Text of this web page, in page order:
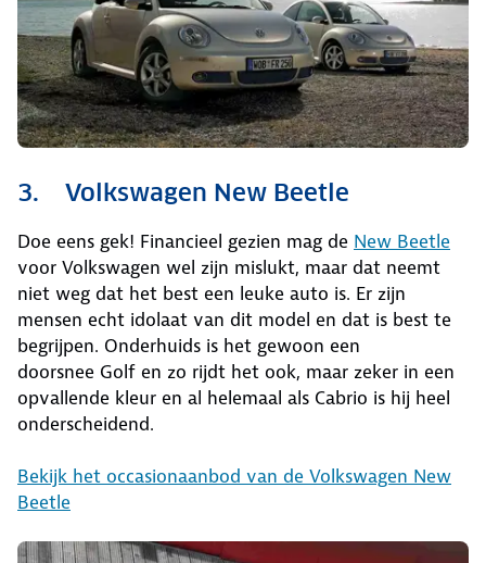
3. Volkswagen New Beetle
Doe eens gek! Financieel gezien mag de New Beetle
voor Volkswagen wel zijn mislukt, maar dat neemt
niet weg dat het best een leuke auto is. Er zijn
mensen echt idolaat van dit model en dat is best te
begrijpen. Onderhuids is het gewoon een
doorsnee Golf en zo rijdt het ook, maar zeker in een
opvallende kleur en al helemaal als Cabrio is hij heel
onderscheidend.
Bekijk het occasionaanbod van de Volkswagen New
Beetle